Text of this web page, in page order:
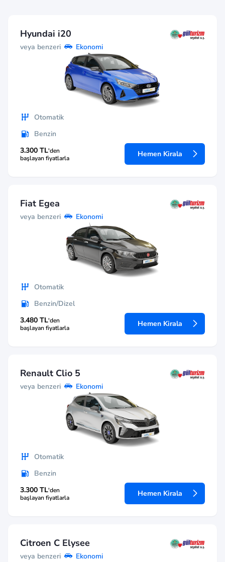
Hyundai i20
veya benzeri Ekonomi
Otomatik
Benzin
3.300 TL'den
başlayan fiyatlarla
Hemen Kirala
Fiat Egea
veya benzeri Ekonomi
Otomatik
Benzin/Dizel
3.480 TL'den
başlayan fiyatlarla
Hemen Kirala
Renault Clio 5
veya benzeri Ekonomi
Otomatik
Benzin
3.300 TL'den
başlayan fiyatlarla
Hemen Kirala
Citroen C Elysee
veya benzeri Ekonomi